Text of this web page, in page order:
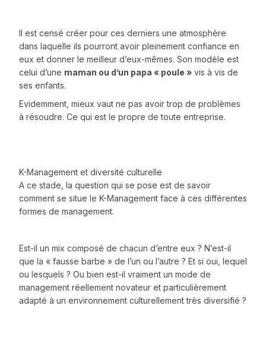
Il est censé créer pour ces derniers une atmosphère
dans laquelle ils pourront avoir pleinement confiance en
eux et donner le meilleur d’eux-mêmes. Son modèle est
celui d’une maman ou d’un papa « poule »vis à vis de
ses enfants.
Evidemment, mieux vaut ne pas avoir trop de problèmes
à résoudre. Ce qui est le propre de toute entreprise.
K-Management et diversité culturelle
A ce stade, la question qui se pose est de savoir
comment se situe le K-Management face à ces différentes
formes de management.
Est-il un mix composé de chacun d’entre eux ? N’est-il
que la « fausse barbe » de l’un ou l’autre ? Et si oui, lequel
ou lesquels ? Ou bien est-il vraiment un mode de
management réellement novateur et particulièrement
adapté à un environnement culturellement très diversifié ?